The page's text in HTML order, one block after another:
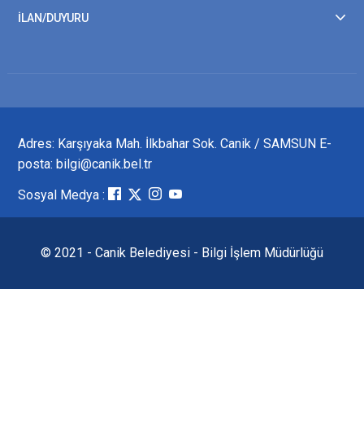
İLAN/DUYURU
Adres: Karşıyaka Mah. İlkbahar Sok. Canik / SAMSUN E-
posta: bilgi@canik.bel.tr
Sosyal Medya :
© 2021 - Canik Belediyesi - Bilgi İşlem Müdürlüğü